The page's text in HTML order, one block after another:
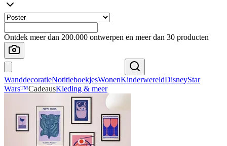
Ontdek meer dan 200.000 ontwerpen en meer dan 30 producten
WanddecoratieNotitieboekjesWonenKinderwereldDisneyStar
Wars™CadeausKleding & meer